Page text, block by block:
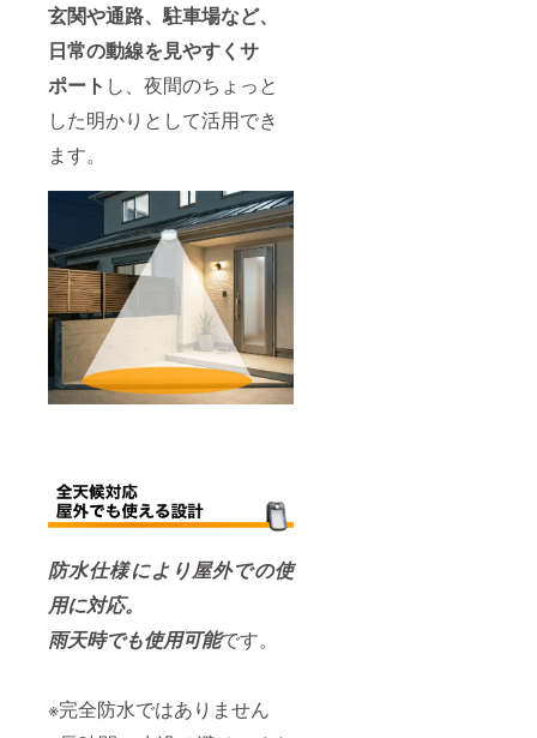
玄関や通路、駐車場など、
日常の動線を見やすくサ
ポート し、夜間のちょっと
した明かりとして活用でき
ます。
防水仕様により屋外での使
用に対応。
雨天時でも使用可能です。
※完全防水ではありません